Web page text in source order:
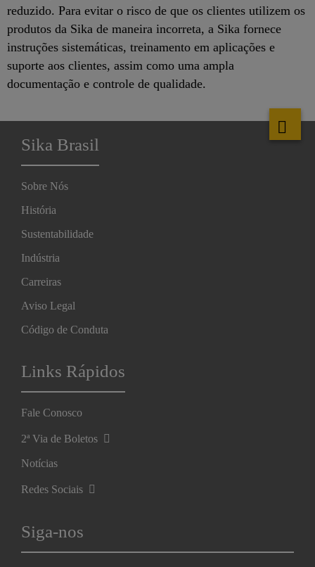
reduzido. Para evitar o risco de que os clientes utilizem os
produtos da Sika de maneira incorreta, a Sika fornece
instruções sistemáticas, treinamento em aplicações e
suporte aos clientes, assim como uma ampla
documentação e controle de qualidade.
Sika Brasil
Sobre Nós
História
Sustentabilidade
Indústria
Carreiras
Aviso Legal
Código de Conduta
Links Rápidos
Fale Conosco
2ª Via de Boletos
Notícias
Redes Sociais
Siga-nos